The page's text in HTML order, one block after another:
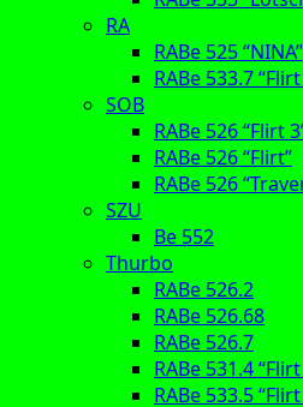
RA
RABe 525 “NINA”
RABe 533.7
SOB
RABe 526 “Flirt
RABe 526 “Flirt”
RABe 526
SZU
Be 552
Thurbo
RABe 526.2
RABe 526.68
RABe 526.7
RABe 531.4
RABe 533.5